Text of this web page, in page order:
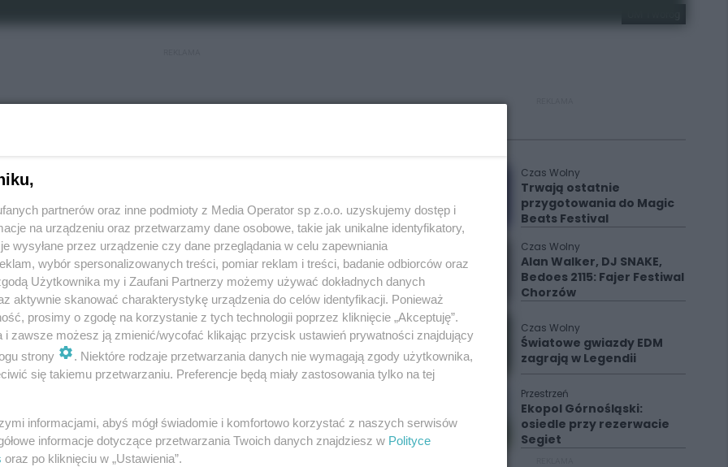
dla Tworoga
dla Śląskiego 2021-2027
zadania na terenie gminy ma pojawić się
zabytki i atrakcje wraz z aplikacją. To jeszcze nie
Powstaniealtana fotowoltaiczna, a także stojaki
rozwiązywania inwestowały również Kalety czy
promocji unikalnych walorów regionu, dadzą
na zaangażowanie lokalnej
oraz kulturalne - tłumaczą urzędnicy gminni.
Czas Wolny
Trwają ostatnie
przygotowania do Magic
Beats Festival
Czas Wolny
Alan Walker, DJ SNAKE,
Bedoes 2115: Fajer Festiwal
Chorzów
Czas Wolny
Światowe gwiazdy EDM
zagrają w Legendii
Przestrzeń
Ekopol Górnośląski:
osiedle przy rezerwacie
Segiet
partnerów oraz inne podmioty z Media Operator sp z.o.o. uzyskujemy dostęp i
na urządzeniu oraz przetwarzamy dane osobowe, takie jak unikalne identyfikatory,
wysyłane przez urządzenie czy dane przeglądania w celu zapewniania
wybór spersonalizowanych treści, pomiar reklam i treści, badanie odbiorców oraz
Użytkownika my i Zaufani Partnerzy możemy używać dokładnych danych
aktywnie skanować charakterystykę urządzenia do celów identyfikacji. Ponieważ
prosimy o zgodę na korzystanie z tych technologii poprzez kliknięcie „Akceptuję”.
i zawsze możesz ją zmienić/wycofać klikając przycisk ustawień prywatności znajdujący
strony
. Niektóre rodzaje przetwarzania danych nie wymagają zgody użytkownika,
się takiemu przetwarzaniu. Preferencje będą miały zastosowania tylko na tej
informacjami, abyś mógł świadomie i komfortowo korzystać z naszych serwisów
informacje dotyczące przetwarzania Twoich danych znajdziesz w Polityce
oraz po kliknięciu w „Ustawienia”.